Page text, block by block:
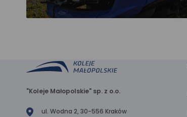
"Koleje Małopolskie" sp. z o.o.
ul. Wodna 2, 30-556 Kraków